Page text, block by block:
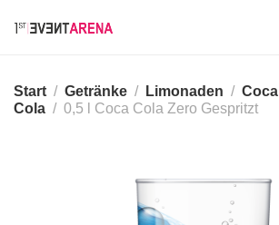
Start Getränke Limonaden
Coca
Cola
0,5 l Coca Cola Zero Gespritzt